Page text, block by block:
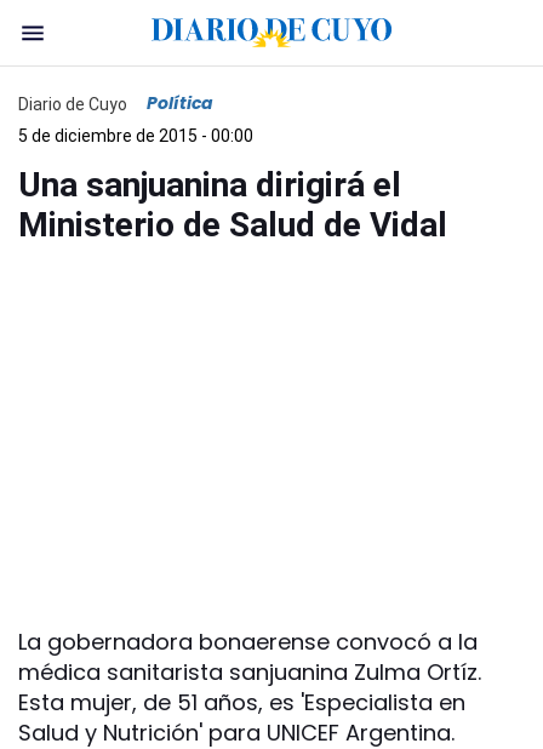
Diario de Cuyo Política
5 de diciembre de 2015 - 00:00
Una sanjuanina dirigirá el
Ministerio de Salud de Vidal
La gobernadora bonaerense convocó a la
médica sanitarista sanjuanina Zulma Ortíz.
Esta mujer, de 51 años, es 'Especialista en
Salud y Nutrición' para UNICEF Argentina.